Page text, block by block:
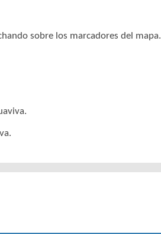
sobre los marcadores del mapa.